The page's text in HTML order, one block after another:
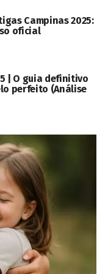
Campinas 2025:
oficial
| O guia definitivo
perfeito (Análise